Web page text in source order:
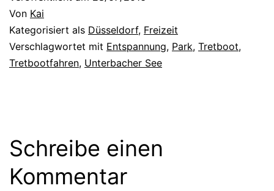
Von Kai
Kategorisiert als Düsseldorf, Freizeit
Verschlagwortet mit Entspannung, Park, Tretboot,
Tretbootfahren, Unterbacher See
Schreibe einen
Kommentar